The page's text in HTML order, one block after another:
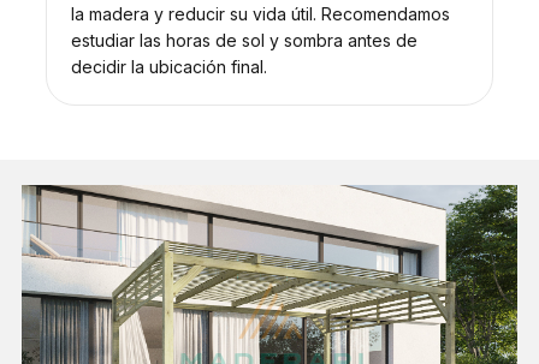
la madera y reducir su vida útil. Recomendamos
estudiar las horas de sol y sombra antes de
decidir la ubicación final.